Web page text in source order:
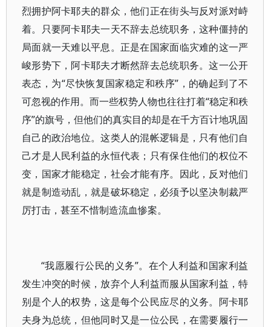
烈拥护阿卡耶夫的群众，他们正在街头与反对派对峙
着。只要阿卡耶夫一天不辞去总统职务，这种僵持的
局面就一天难以平息。正是在国家面临灾难的这一严
峻形势下，阿卡耶夫才断然辞去总统职务。这一公开
表态，为“尽快恢复国家稳定和秩序”，的确起到了不
可忽视的作用。而一些权势人物也往往打着“稳定和秩
序”的旗号，但他们的真实目的却是在千方百计地巩固
自己的政治地位。这类人的混帐逻辑是，只有他们自
己才是人民利益的永恒代表；只有保住他们的权位不
变，国家才能稳定，社会才能有序。因此，反对他们
就是制造动乱，就是破坏稳定，必须予以坚决制裁严
厉打击，甚至不惜制造流血惨案。
“我愿履行公民的义务”。在个人利益和国家利益
发生冲突的时候，放弃个人利益而服从国家利益，特
别是个人的权势，这是每个公民应尽的义务。阿卡耶
夫身为总统，但他同时又是一位公民，在需要履行一